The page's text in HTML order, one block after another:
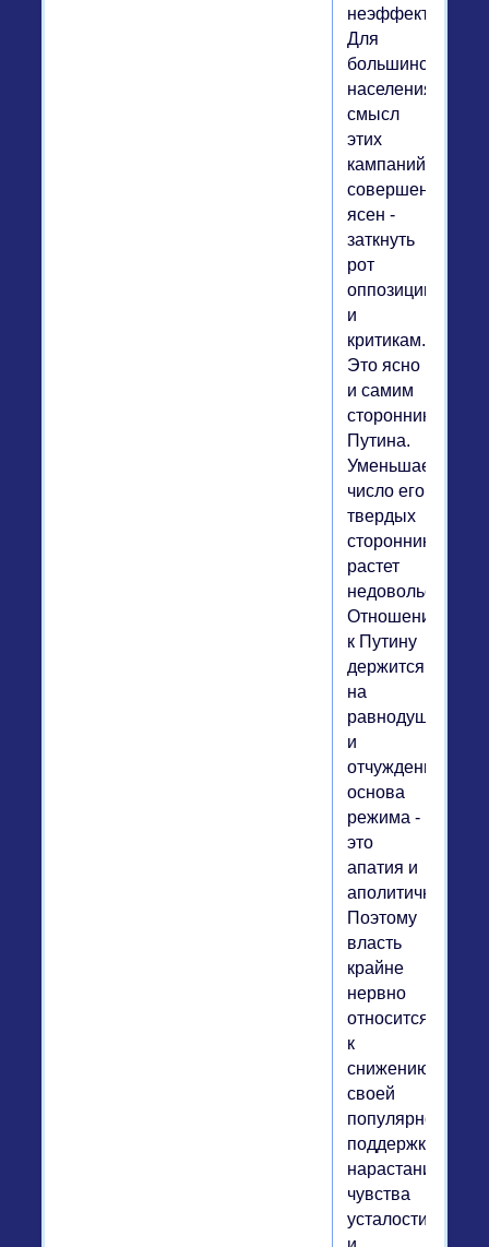
неэффективны.
Для
большинства
населения
смысл
этих
кампаний
совершенно
ясен -
заткнуть
рот
оппозиции
и
критикам.
Это ясно
и самим
сторонникам
Путина.
Уменьшается
число его
твердых
сторонников,
растет
недовольство.
Отношение
к Путину
держится
на
равнодушии
и
отчужденности,
основа
режима -
это
апатия и
аполитичность.
Поэтому
власть
крайне
нервно
относится
к
снижению
своей
популярности,
поддержки,
нарастанию
чувства
усталости